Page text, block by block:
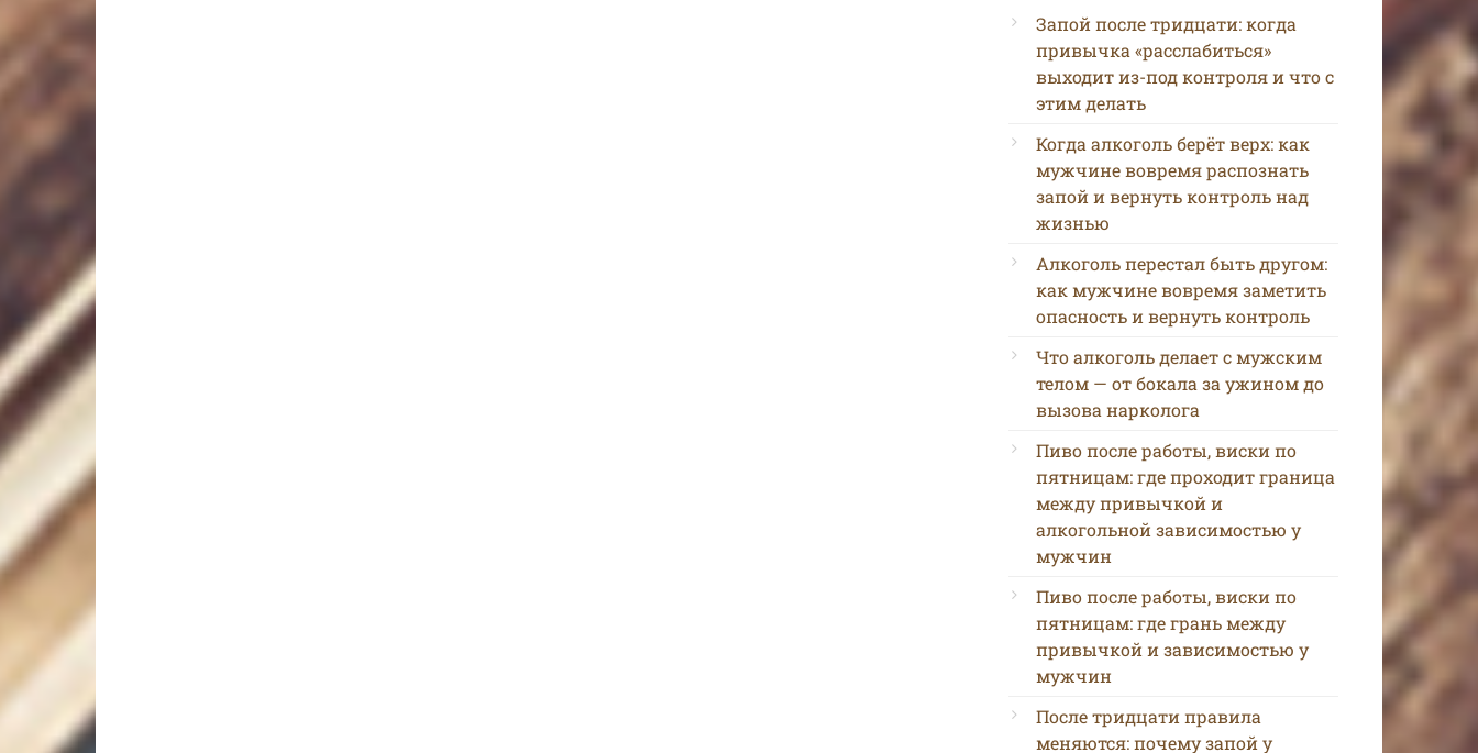
Запой после тридцати: когда
привычка «расслабиться»
выходит из-под контроля и что с
этим делать
Когда алкоголь берёт верх: как
мужчине вовремя распознать
запой и вернуть контроль над
жизнью
Алкоголь перестал быть другом:
как мужчине вовремя заметить
опасность и вернуть контроль
Что алкоголь делает с мужским
телом — от бокала за ужином до
вызова нарколога
Пиво после работы, виски по
пятницам: где проходит граница
между привычкой и
алкогольной зависимостью у
мужчин
Пиво после работы, виски по
пятницам: где грань между
привычкой и зависимостью у
мужчин
После тридцати правила
меняются: почему запой у